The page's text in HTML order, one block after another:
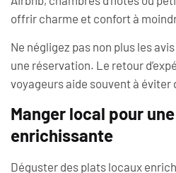
offrir charme et confort à
Ne négligez pas non plus les
une réservation. Le retour
voyageurs aide souvent à
Manger local pour
enrichissante
Déguster des plats locaux